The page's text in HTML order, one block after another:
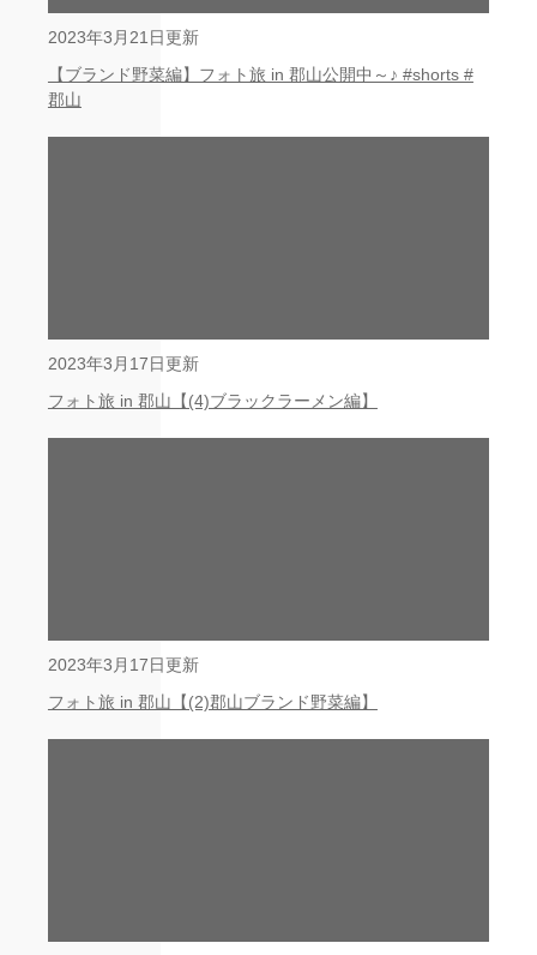
2023年3月21日更新
【ブランド野菜編】フォト旅 in 郡山公開中～♪ #shorts #
郡山
2023年3月17日更新
フォト旅 in 郡山【(4)ブラックラーメン編】
2023年3月17日更新
フォト旅 in 郡山【(2)郡山ブランド野菜編】